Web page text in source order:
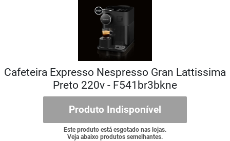
Cafeteira Expresso Nespresso Gran Lattissima
Preto 220v - F541br3bkne
Produto Indisponível
Este produto está esgotado nas lojas.
Veja abaixo produtos semelhantes.